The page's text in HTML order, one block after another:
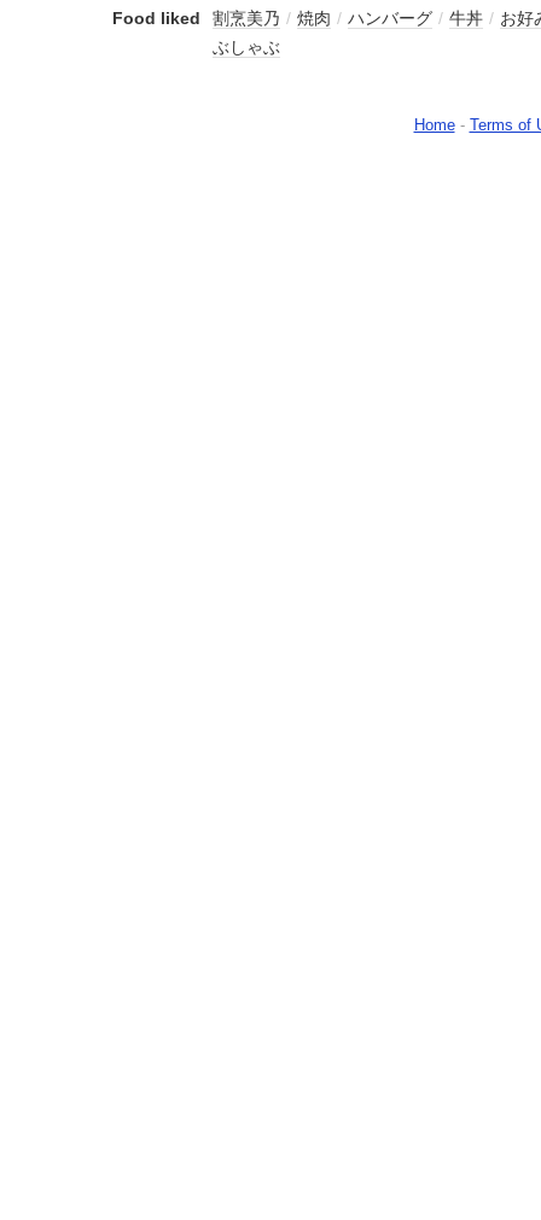
Food liked
割烹美乃 / 焼肉 / ハンバーグ / 牛丼 / お好
ぶしゃぶ
Home- Terms of